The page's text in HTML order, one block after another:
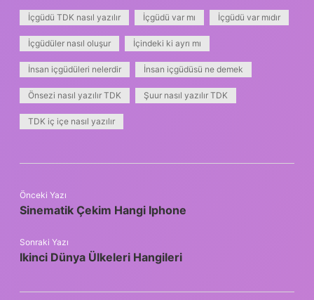
İçgüdü TDK nasıl yazılır İçgüdü var mı İçgüdü var mıdır
İçgüdüler nasıl oluşur İçindeki ki ayrı mı
İnsan içgüdüleri nelerdir İnsan içgüdüsü ne demek
Önsezi nasıl yazılır TDK Şuur nasıl yazılır TDK
TDK iç içe nasıl yazılır
Önceki Yazı
Sinematik Çekim Hangi Iphone
Sonraki Yazı
Ikinci Dünya Ülkeleri Hangileri